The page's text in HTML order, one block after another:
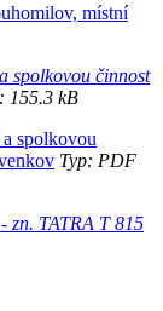
místní
spolkovou činnost
155.3 kB
spolkovou
Typ: PDF
zn. TATRA T 815